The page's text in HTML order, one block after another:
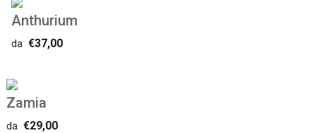
Anthurium
da €37,00
Zamia
da€29,00